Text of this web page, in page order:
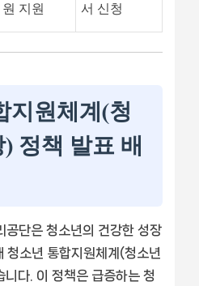
지원
서 신청
지원체계(청
정책 발표 배
공단은 청소년의 건강한 성장
청소년 통합지원체계(청소년
다. 이 정책은 급증하는 청